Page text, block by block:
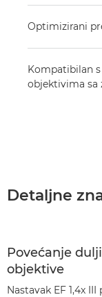
Optimizirani
Kompatibilan
objektivima sa
Detaljne
Povećanje
objektive
Nastavak EF 1,4x